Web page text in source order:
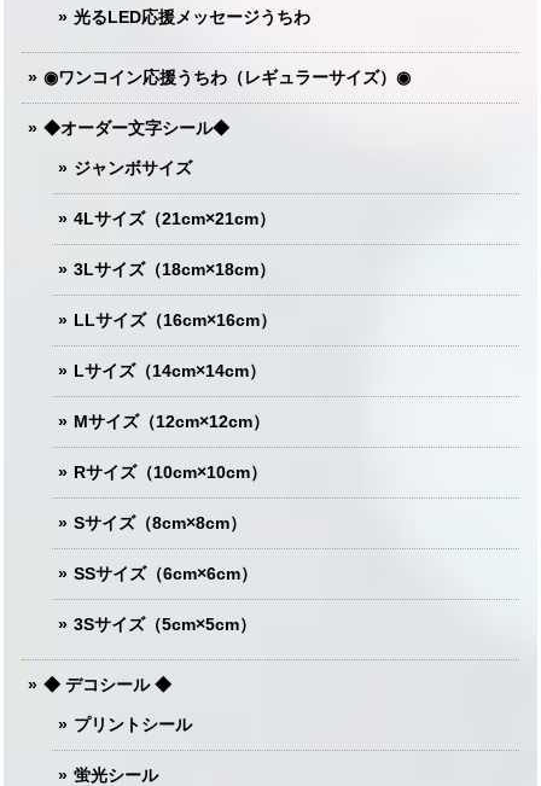
光るLED応援メッセージうちわ
◉ワンコイン応援うちわ（レギュラーサイズ）◉
◆オーダー文字シール◆
ジャンボサイズ
4Lサイズ（21cm×21cm）
3Lサイズ（18cm×18cm）
LLサイズ（16cm×16cm）
Lサイズ（14cm×14cm）
Mサイズ（12cm×12cm）
Rサイズ（10cm×10cm）
Sサイズ（8cm×8cm）
SSサイズ（6cm×6cm）
3Sサイズ（5cm×5cm）
◆ デコシール ◆
プリントシール
蛍光シール